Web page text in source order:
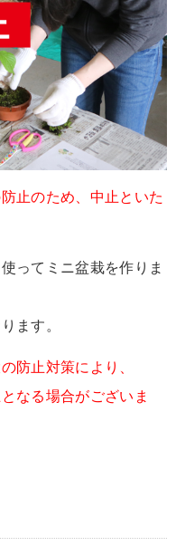
止のため、中止といた
ってミニ盆栽を作りま
ます。
防止対策により、
なる場合がございま